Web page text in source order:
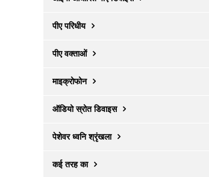
पीए परिधीय
पीए वक्ताओं
माइक्रोफोन
ऑडियो स्रोत डिवाइस
पेशेवर ध्वनि श्रृंखला
कई तरह का